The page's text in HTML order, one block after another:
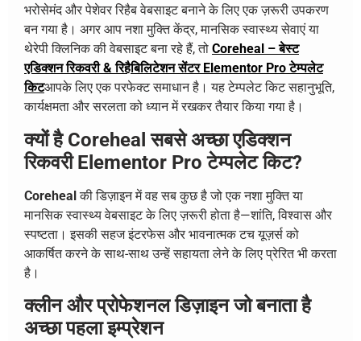
भरोसेमंद और पेशेवर रिहैब वेबसाइट बनाने के लिए एक ज़रूरी उपकरण
बन गया है। अगर आप नशा मुक्ति केंद्र, मानसिक स्वास्थ्य सेवाएं या
थेरेपी क्लिनिक की वेबसाइट बना रहे हैं, तो Coreheal – बेस्ट
एडिक्शन रिकवरी & रिहैबिलिटेशन सेंटर Elementor Pro टेम्पलेट
किटआपके लिए एक परफेक्ट समाधान है। यह टेम्पलेट किट सहानुभूति,
कार्यक्षमता और सरलता को ध्यान में रखकर तैयार किया गया है।
क्यों है Coreheal सबसे अच्छा एडिक्शन
रिकवरी Elementor Pro टेम्पलेट किट?
Corehealकी डिज़ाइन में वह सब कुछ है जो एक नशा मुक्ति या
मानसिक स्वास्थ्य वेबसाइट के लिए ज़रूरी होता है—शांति, विश्वास और
स्पष्टता। इसकी सहज इंटरफेस और भावनात्मक टच यूज़र्स को
आकर्षित करने के साथ-साथ उन्हें सहायता लेने के लिए प्रेरित भी करता
है।
क्लीन और प्रोफेशनल डिज़ाइन जो बनाता है
अच्छा पहला इम्प्रेशन